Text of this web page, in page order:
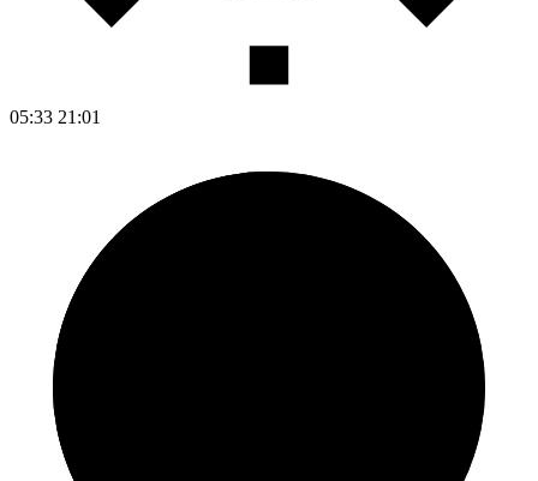
05:33 21:01